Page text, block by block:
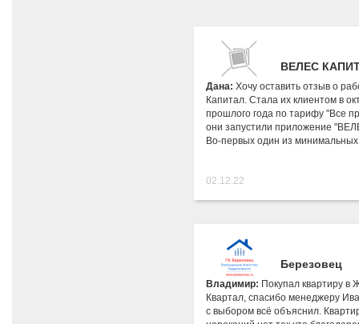
ВЕЛЕС
Дана: Хочу оставить отзыв о
Капитал. Стала их клиентом в
прошлого года по тарифу "Все
они запустили приложение
Во-первых один из
02.12.22
Березовец
Владимир: Покупал квартиру в
Квартал, спасибо менеджеру
с выбором всё объяснил.